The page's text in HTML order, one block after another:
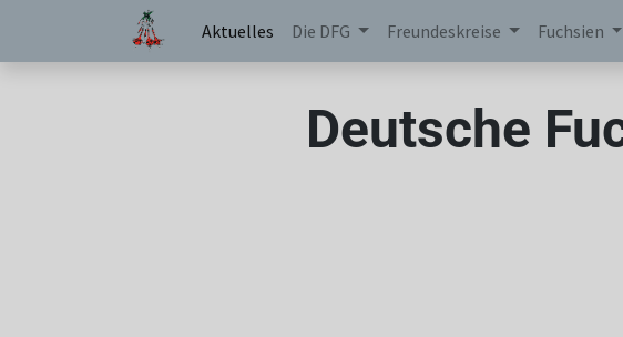
Aktuelles Die DFG Freundeskreise Fuchsien
Deutsche